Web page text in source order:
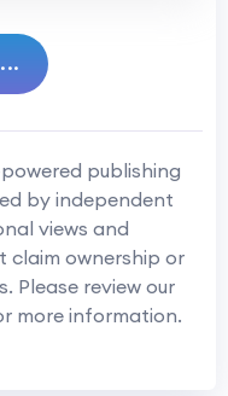
publishing
by independent
views and
claim ownership or
Please review our
more information.